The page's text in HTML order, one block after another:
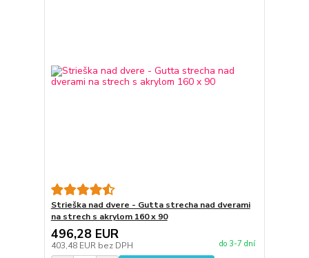
Strieška nad dvere - Gutta strecha nad dverami
na strech s akrylom 160 x 90
496,28 EUR
403,48 EUR bez DPH do 3-7 dní